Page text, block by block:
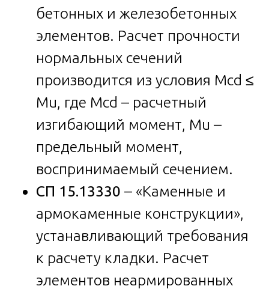
бетонных и железобетонных
элементов. Расчет прочности
нормальных сечений
производится из условия Mcd ≤
Mu, где Mcd – расчетный
изгибающий момент, Mu –
предельный момент,
воспринимаемый сечением.
СП 15.13330 – «Каменные и
армокаменные конструкции»,
устанавливающий требования
к расчету кладки. Расчет
элементов неармированных